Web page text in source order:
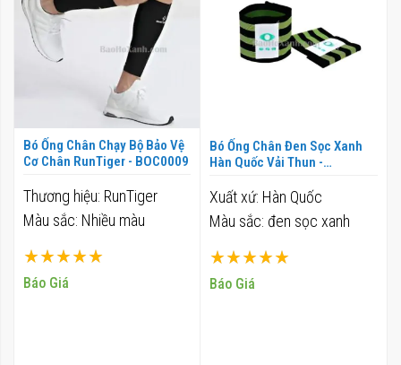
Bó Ống Chân Chạy Bộ Bảo Vệ
Cơ Chân RunTiger - BOC0009
Xếp hạng:
100%
Báo Giá
Thương hiệu: RunTiger
Màu sắc: Nhiều màu
Bó Ống Chân Đen Sọc Xanh
Hàn Quốc Vải Thun -
Xếp hạng:
100%
Báo Giá
Xuất xứ: Hàn Quốc
Màu sắc: đen sọc xanh